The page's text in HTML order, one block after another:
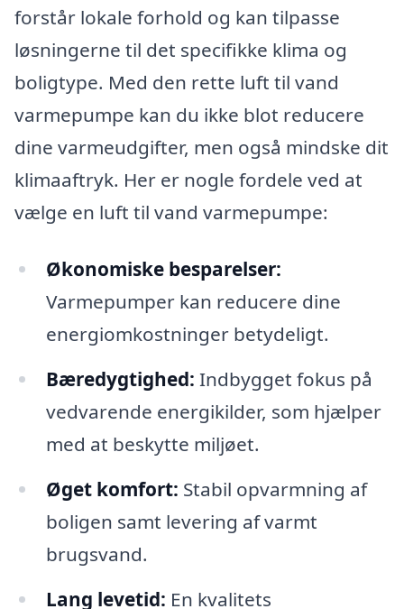
forstår lokale forhold og kan tilpasse
løsningerne til det specifikke klima og
boligtype. Med den rette luft til vand
varmepumpe kan du ikke blot reducere
dine varmeudgifter, men også mindske dit
klimaaftryk. Her er nogle fordele ved at
vælge en luft til vand varmepumpe:
Økonomiske besparelser:
Varmepumper kan reducere dine
energiomkostninger betydeligt.
Bæredygtighed: Indbygget fokus på
vedvarende energikilder, som hjælper
med at beskytte miljøet.
Øget komfort: Stabil opvarmning af
boligen samt levering af varmt
brugsvand.
Lang levetid: En kvalitets